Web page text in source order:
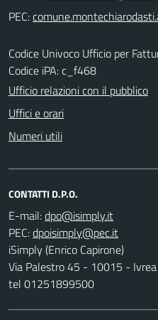
PEC:
Codice Univoco Ufficio per
Codice iPA: c_f468
Ufficio relazioni con il pubblico
Uffici e orari
Numeri utili
CONTATTI D.P.O.
E-mail:
PEC:
iSimply (Enrico Capirone)
Via Palestro 45 - 10015 - Ivrea
tel 01251899500